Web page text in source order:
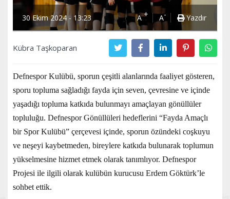
30 Ekim 2024 - 13:23 A+ A- Yazdır
Kübra Taşkoparan
Defnespor Kulübü, sporun çeşitli alanlarında faaliyet gösteren,
sporu topluma sağladığı fayda için seven, çevresine ve içinde
yaşadığı topluma katkıda bulunmayı amaçlayan gönüllüler
topluluğu. Defnespor Gönüllüleri hedeflerini “Fayda Amaçlı
bir Spor Kulübü” çerçevesi içinde, sporun özündeki coşkuyu
ve neşeyi kaybetmeden, bireylere katkıda bulunarak toplumun
yükselmesine hizmet etmek olarak tanımlıyor. Defnespor
Projesi ile ilgili olarak kulübün kurucusu Erdem Göktürk’le
sohbet ettik.